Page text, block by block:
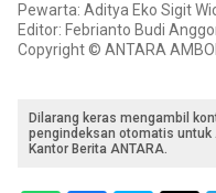
Pewarta: Aditya Eko Sigit
Editor: Febrianto Budi
Copyright © ANTARA
Dilarang keras mengambil
pengindeksan otomatis
Kantor Berita ANTARA.